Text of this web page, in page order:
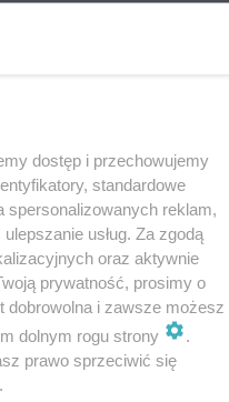
dostęp i przechowujemy
standardowe
spersonalizowanych reklam,
usług. Za zgodą
oraz aktywnie
prywatność, prosimy o
dobrowolna i zawsze możesz
dolnym rogu strony
.
prawo sprzeciwić się